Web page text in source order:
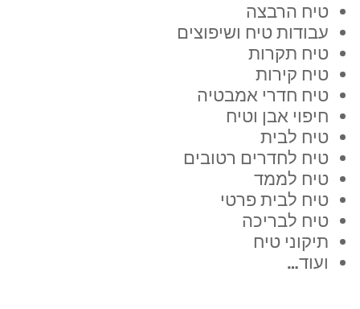
טיח הרבצה
עבודות טיח ושיפוצים
טיח תקרות
טיח קירות
טיח חדרי אמבטיה
חיפוי אבן וטיח
טיח לבית
טיח לחדרים רטובים
טיח לממד
טיח לבית פרטי
טיח לבריכה
תיקוני טיח
ועוד…